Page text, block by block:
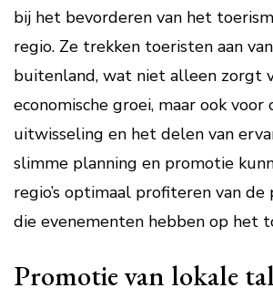
bij het bevorderen van het
regio. Ze trekken toeristen aan
buitenland, wat niet alleen zorgt
economische groei, maar ook
uitwisseling en het delen van
slimme planning en promotie
regio’s optimaal profiteren van
die evenementen hebben op het
Promotie van lokale